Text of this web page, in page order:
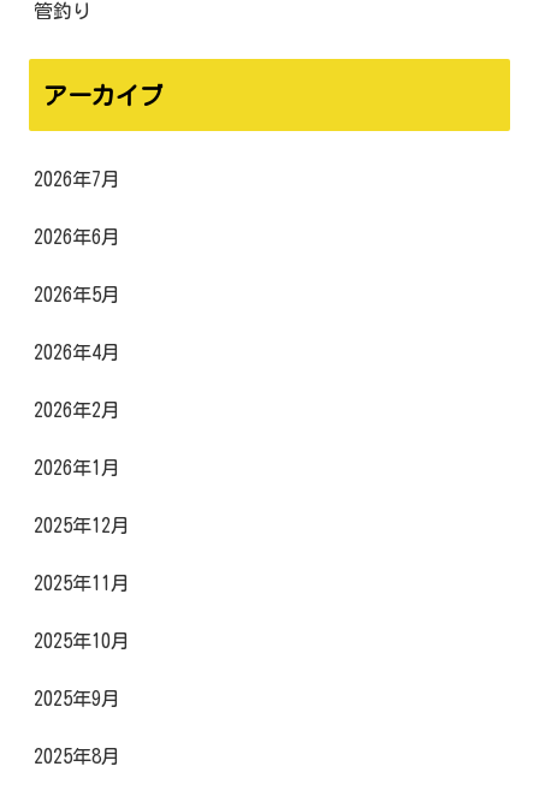
管釣り
アーカイブ
2026年7月
2026年6月
2026年5月
2026年4月
2026年2月
2026年1月
2025年12月
2025年11月
2025年10月
2025年9月
2025年8月